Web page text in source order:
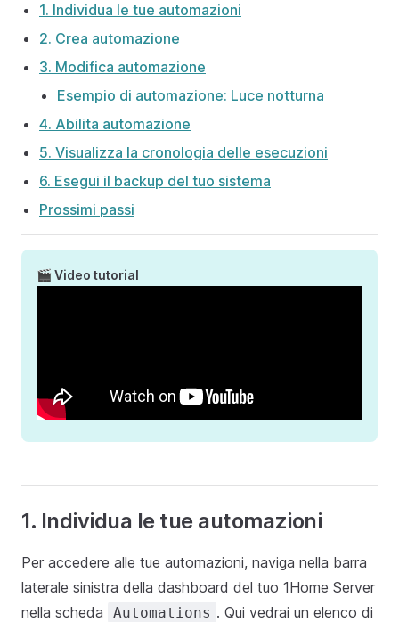
1. Individua le tue automazioni
2. Crea automazione
3. Modifica automazione
Esempio di automazione: Luce notturna
4. Abilita automazione
5. Visualizza la cronologia delle esecuzioni
6. Esegui il backup del tuo sistema
Prossimi passi
🎬 Video tutorial
1. Individua le tue automazioni
Per accedere alle tue automazioni, naviga nella barra
laterale sinistra della dashboard del tuo 1Home Server
nella scheda
Automations . Qui vedrai un elenco di